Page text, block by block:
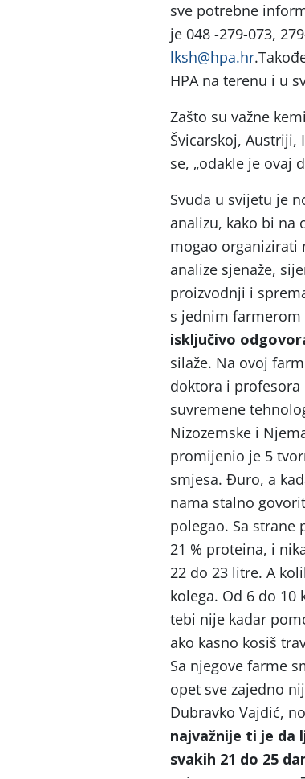
sve potrebne
je 048 -279-073,
lksh@hpa.hr
HPA na terenu i u
Zašto su važne
Švicarskoj,
se, „odakle je ovaj
Svuda u svijetu je
analizu, kako bi na
mogao organizirati
analize sjenaže,
proizvodnji i
s jednim farmerom
isključivo
silaže. Na ovoj
doktora i
suvremene
Nizozemske i
promijenio je 5
smjesa. Đuro, a
nama stalno
polegao. Sa strane
21 % proteina, i
22 do 23 litre. A
kolega. Od 6 do
tebi nije kadar
ako kasno kosiš
Sa njegove farme
opet sve zajedno
Dubravko Vajdić,
najvažnije ti je da
svakih 21 do 25